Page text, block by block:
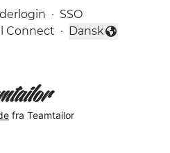
· SSO
Connect ·
Skift sprog
Dansk
fra Teamtailor